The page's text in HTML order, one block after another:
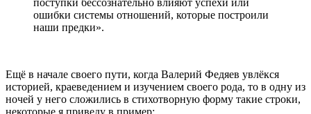
ошибки системы отношений, которые построили
наши предки».
Ещё в начале своего пути, когда Валерий Федяев увлёкся
историей, краеведением и изучением своего рода, то в одну из
ночей у него сложились в стихотворную форму такие строки,
некоторые я приведу в пример: